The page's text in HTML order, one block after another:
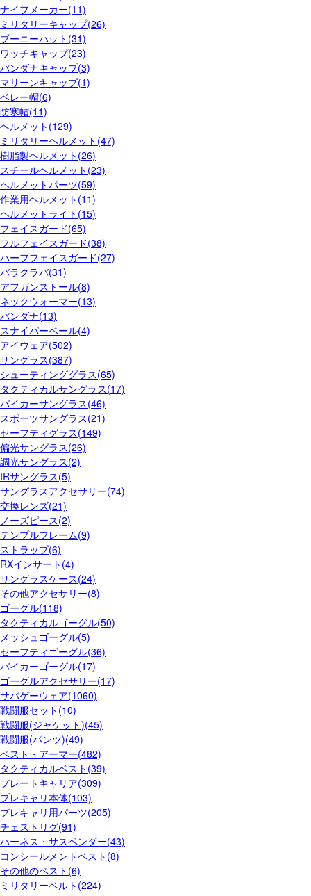
ナイフメーカー(11)
ミリタリーキャップ(26)
ブーニーハット(31)
ワッチキャップ(23)
バンダナキャップ(3)
マリーンキャップ(1)
ベレー帽(6)
防寒帽(11)
ヘルメット(129)
ミリタリーヘルメット(47)
樹脂製ヘルメット(26)
スチールヘルメット(23)
ヘルメットパーツ(59)
作業用ヘルメット(11)
ヘルメットライト(15)
フェイスガード(65)
フルフェイスガード(38)
ハーフフェイスガード(27)
バラクラバ(31)
アフガンストール(8)
ネックウォーマー(13)
バンダナ(13)
スナイパーベール(4)
アイウェア(502)
サングラス(387)
シューティンググラス(65)
タクティカルサングラス(17)
バイカーサングラス(46)
スポーツサングラス(21)
セーフティグラス(149)
偏光サングラス(26)
調光サングラス(2)
IRサングラス(5)
サングラスアクセサリー(74)
交換レンズ(21)
ノーズピース(2)
テンプルフレーム(9)
ストラップ(6)
RXインサート(4)
サングラスケース(24)
その他アクセサリー(8)
ゴーグル(118)
タクティカルゴーグル(50)
メッシュゴーグル(5)
セーフティゴーグル(36)
バイカーゴーグル(17)
ゴーグルアクセサリー(17)
サバゲーウェア(1060)
戦闘服セット(10)
戦闘服(ジャケット)(45)
戦闘服(パンツ)(49)
ベスト・アーマー(482)
タクティカルベスト(39)
プレートキャリア(309)
プレキャリ本体(103)
プレキャリ用パーツ(205)
チェストリグ(91)
ハーネス・サスペンダー(43)
コンシールメントベスト(8)
その他のベスト(6)
ミリタリーベルト(224)